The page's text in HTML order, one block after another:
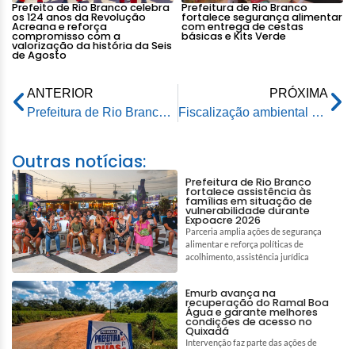
Prefeito de Rio Branco celebra
os 124 anos da Revolução
Acreana e reforça
compromisso com a
valorização da história da Seis
de Agosto
Prefeitura de Rio Branco
fortalece segurança alimentar
com entrega de cestas
básicas e Kits Verde
ANTERIOR
Prefeitura de Rio Branco lança programa Concessionário Legal com descontos de juros e multas para permissionários
PRÓXIMA
Fiscalização ambiental garante monitoramento constante das queimadas em Rio Branco
Outras notícias:
Prefeitura de Rio Branco
fortalece assistência às
famílias em situação de
vulnerabilidade durante
Expoacre 2026
Parceria amplia ações de segurança
alimentar e reforça políticas de
acolhimento, assistência jurídica
Emurb avança na
recuperação do Ramal Boa
Água e garante melhores
condições de acesso no
Quixadá
Intervenção faz parte das ações de